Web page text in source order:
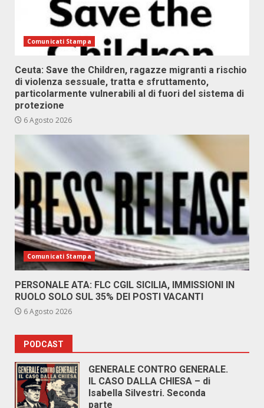
Comunicati Stampa
Ceuta: Save the Children, ragazze migranti a rischio
di violenza sessuale, tratta e sfruttamento,
particolarmente vulnerabili al di fuori del sistema di
protezione
6 Agosto 2026
Comunicati Stampa
PERSONALE ATA: FLC CGIL SICILIA, IMMISSIONI IN
RUOLO SOLO SUL 35% DEI POSTI VACANTI
6 Agosto 2026
PODCAST
GENERALE CONTRO GENERALE.
IL CASO DALLA CHIESA – di
Isabella Silvestri. Seconda
parte